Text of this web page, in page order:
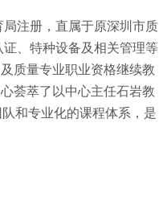
注册，直属于原深圳市质
、特种设备及相关管理等
质量专业职业资格继续教
荟萃了以中心主任石岩教
和专业化的课程体系，是